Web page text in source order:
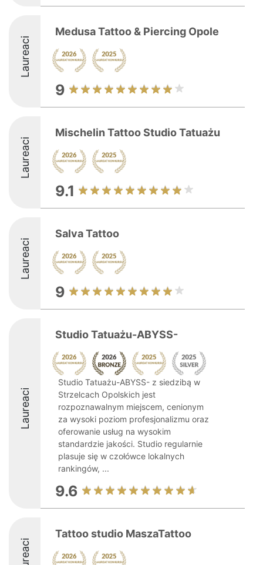
Laureaci
Medusa Tattoo & Piercing Opole
9
Laureaci
Mischelin Tattoo Studio Tatuażu
9.1
Laureaci
Salva Tattoo
9
Laureaci
Studio Tatuażu-ABYSS-
Studio Tatuażu-ABYSS- z siedzibą w
Strzelcach Opolskich jest
rozpoznawalnym miejscem, cenionym
za wysoki poziom profesjonalizmu oraz
oferowanie usług na wysokim
standardzie jakości. Studio regularnie
plasuje się w czołówce lokalnych
rankingów, ...
9.6
Tattoo studio MaszaTattoo